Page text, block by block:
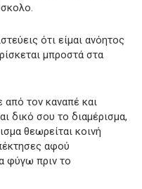
ότι είμαι ανόητος
μπροστά στα
τον καναπέ και
δικό σου το διαμέρισμα,
θεωρείται κοινή
αφού
φύγω πριν το